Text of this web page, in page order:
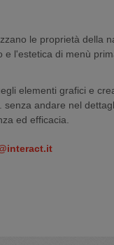
le proprietà della
e l'estetica di menù
elementi grafici e
andare nel
ed efficacia.